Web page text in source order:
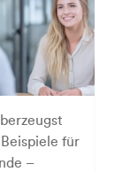
für
–